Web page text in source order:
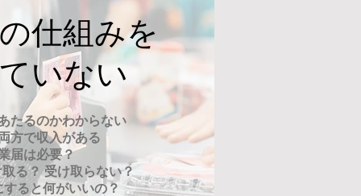
仕組みを
いない
たるのかわからない
方で収入がある
届は必要？
る？ 受け取らない？
ると何がいいの？